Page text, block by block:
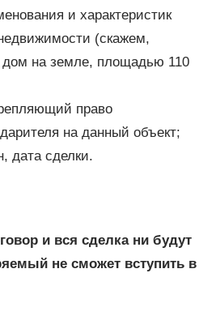
и характеристик
(скажем,
дом на земле, площадью 110
право
на данный объект;
дата сделки.
и вся сделка ни будут
не сможет вступить в